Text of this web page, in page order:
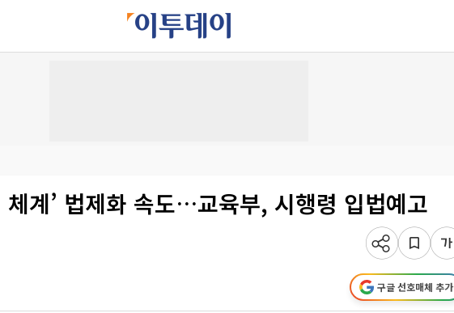
체계’ 법제화 속도…교육부, 시행령 입법예고
구글 선호매체 추가